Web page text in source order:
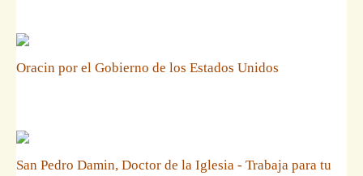
Oracin por el Gobierno de los Estados Unidos
San Pedro Damin, Doctor de la Iglesia - Trabaja para tu